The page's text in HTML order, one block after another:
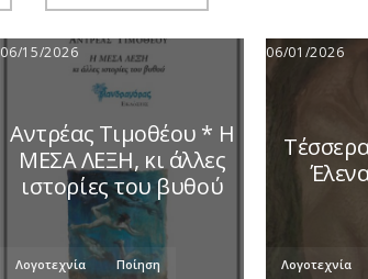
06/15/2026
Αντρέας Τιμοθέου * Η
ΜΕΣΑ ΛΕΞΗ, κι άλλες
ιστορίες του βυθού
Λογοτεχνία Ποίηση
06/01/2026
Λογοτεχνία